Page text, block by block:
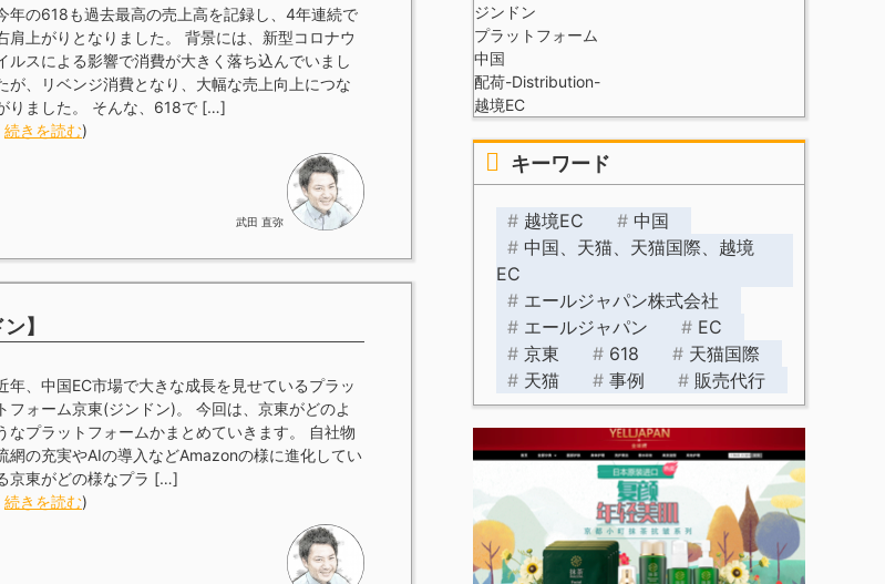
年の618も過去最高の売上高を記録し、4年連続で
肩上がりとなりました。 背景には、新型コロナウ
ルスによる影響で消費が大きく落ち込んでいまし
が、リベンジ消費となり、大幅な売上向上につな
りました。 そんな、618で […]
続きを読む)
武田 直弥
】
年、中国EC市場で大きな成長を見せているプラッ
トフォーム京東(ジンドン)。 今回は、京東がどのよ
なプラットフォームかまとめていきます。 自社物
網の充実やAIの導入などAmazonの様に進化してい
京東がどの様なプラ […]
続きを読む)
ジンドン
プラットフォーム
中国
配荷-Distribution-
越境EC
キーワード
越境EC
中国
中国、天猫、天猫国際、越境
EC
エールジャパン株式会社
エールジャパン
EC
京東
618
天猫国際
天猫
事例 販売代行